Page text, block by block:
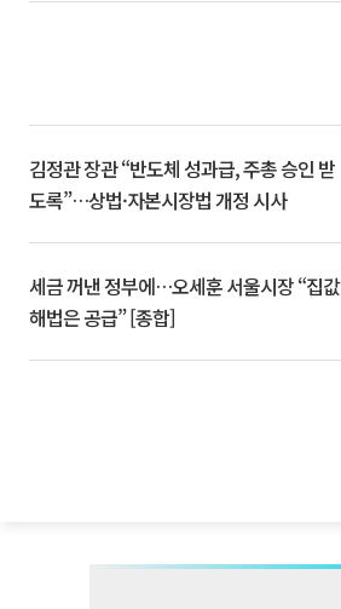
김정관 장관 “반도체 성과급, 주총 승인 받
도록”…상법·자본시장법 개정 시사
세금 꺼낸 정부에…오세훈 서울시장 “집값
해법은 공급” [종합]